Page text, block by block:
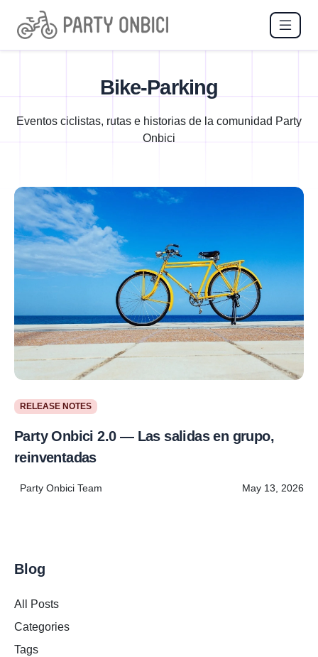
Bike-Parking
Eventos ciclistas, rutas e historias de la comunidad Party
Onbici
RELEASE NOTES
Party Onbici 2.0 — Las salidas en grupo,
reinventadas
Party Onbici Team May 13, 2026
Blog
All Posts
Categories
Tags